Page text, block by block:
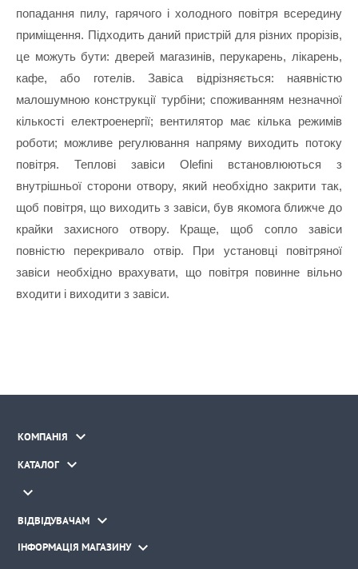
попадання пилу, гарячого і холодного повітря всередину
приміщення. Підходить даний пристрій для різних прорізів,
це можуть бути: дверей магазинів, перукарень, лікарень,
кафе, або готелів. Завіса відрізняється: наявністю
малошумною конструкції турбіни; споживанням незначної
кількості електроенергії; вентилятор має кілька режимів
роботи; можливе регулювання напряму виходить потоку
повітря. Теплові завіси Olefini встановлюються з
внутрішньої сторони отвору, який необхідно закрити так,
щоб повітря, що виходить з завіси, був якомога ближче до
крайки захисного отвору. Краще, щоб сопло завіси
повністю перекривало отвір. При установці повітряної
завіси необхідно врахувати, що повітря повинне вільно
входити і виходити з завіси.
КОМПАНІЯ 
КАТАЛОГ 

ВІДВІДУВАЧАМ 
ІНФОРМАЦІЯ МАГАЗИНУ 